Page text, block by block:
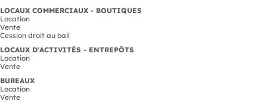
LOCAUX COMMERCIAUX - BOUTIQUES
Location
Vente
Cession droit au bail
LOCAUX D'ACTIVITÉS - ENTREPÔTS
Location
Vente
BUREAUX
Location
Vente